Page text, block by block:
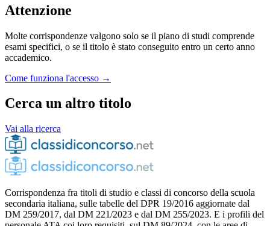
Attenzione
Molte corrispondenze valgono solo se il piano di studi comprende
esami specifici, o se il titolo è stato conseguito entro un certo anno
accademico.
Come funziona l'accesso →
Cerca un altro titolo
Vai alla ricerca
Corrispondenza fra titoli di studio e classi di concorso della scuola
secondaria italiana, sulle tabelle del DPR 19/2016 aggiornate dal
DM 259/2017, dal DM 221/2023 e dal DM 255/2023. E i profili del